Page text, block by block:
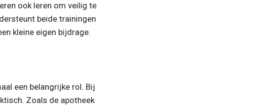
ook leren om veilig te
beide trainingen
kleine eigen bijdrage.
een belangrijke rol. Bij
Zoals de apotheek